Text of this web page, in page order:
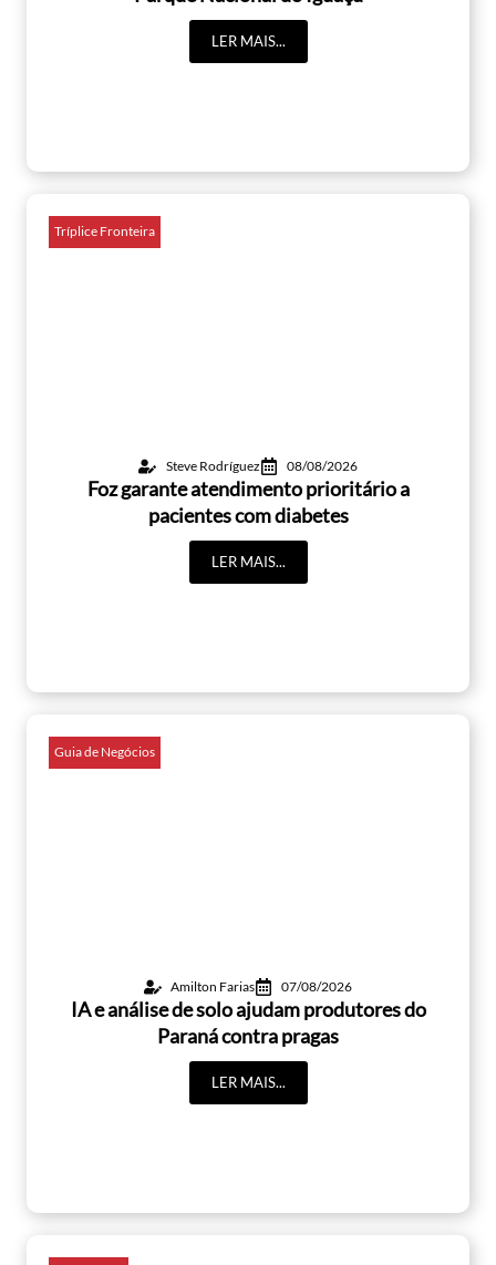
LER MAIS...
Tríplice Fronteira
Steve Rodríguez 08/08/2026
Foz garante atendimento prioritário a
pacientes com diabetes
LER MAIS...
Guia de Negócios
Amilton Farias 07/08/2026
IA e análise de solo ajudam produtores do
Paraná contra pragas
LER MAIS...